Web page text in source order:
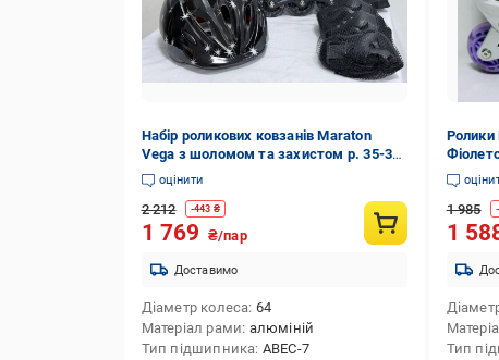
Набір роликових ковзанів Maraton
Vega з шоломом та захистом р. 35-38
M Сірий (29909040)
оцінити
2 212 -443 ₴
1 769 ₴/пар
Доставимо
Діаметр колеса 64
Матеріал рами алюміній
Тип підшипника ABEC-7
Ролики
1 985 -
1
Тип